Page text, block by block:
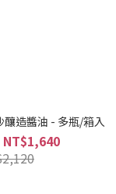
釀造醬油 - 多瓶/箱入
NT$1,640